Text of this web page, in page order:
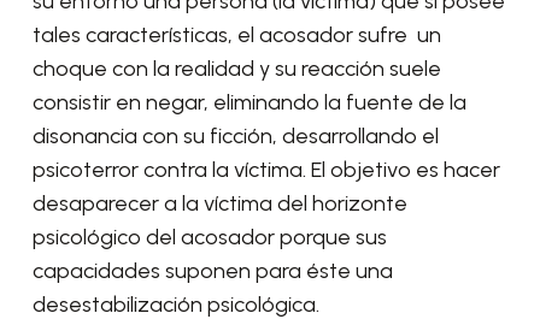
tales características, el acosador sufre un
choque con la realidad y su reacción suele
consistir en negar, eliminando la fuente de la
disonancia con su ficción, desarrollando el
psicoterror contra la víctima. El objetivo es hacer
desaparecer a la víctima del horizonte
psicológico del acosador porque sus
capacidades suponen para éste una
desestabilización psicológica.